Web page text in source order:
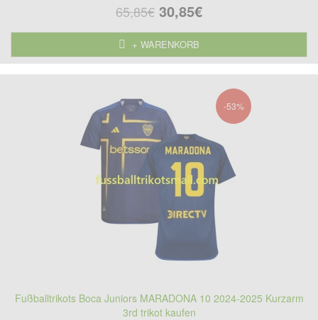
65,85€ 30,85€
+ WARENKORB
-53%
Fußballtrikots Boca Juniors MARADONA 10 2024-2025 Kurzarm
3rd trikot kaufen